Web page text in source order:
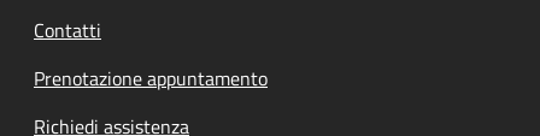
Contatti
Prenotazione appuntamento
Richiedi assistenza